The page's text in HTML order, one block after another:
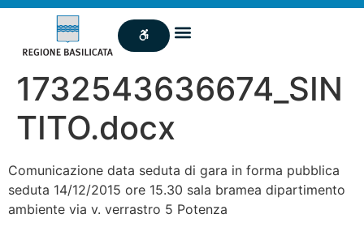
1732543636674_SIN
TITO.docx
Comunicazione data seduta di gara in forma pubblica
seduta 14/12/2015 ore 15.30 sala bramea dipartimento
ambiente via v. verrastro 5 Potenza